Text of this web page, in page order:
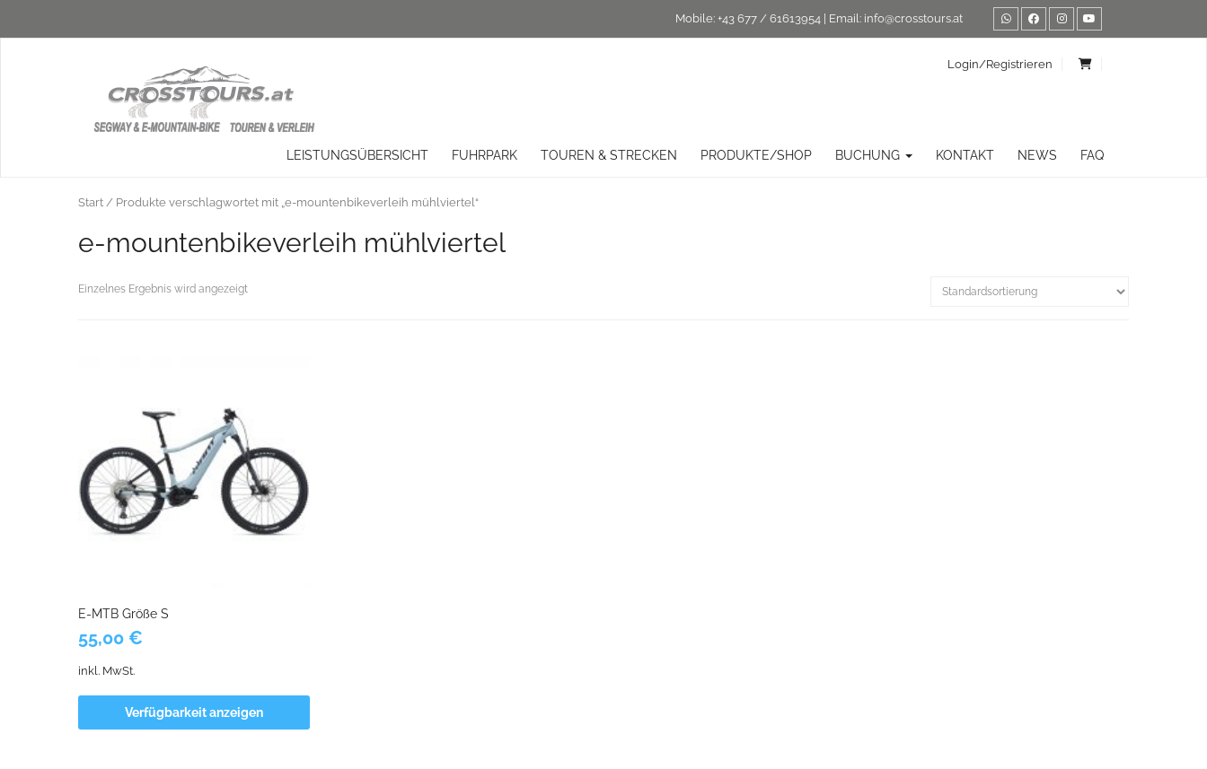
Mobile: +43 677 / 61613954 | Email: info@crosstours.at
Login/Registrieren
LEISTUNGSÜBERSICHT FUHRPARK TOUREN & STRECKEN PRODUKTE/SHOP BUCHUNG KONTAKT NEWS FAQ
Start / Produkte verschlagwortet mit „e-mountenbikeverleih mühlviertel“
e-mountenbikeverleih mühlviertel
Einzelnes Ergebnis wird angezeigt
E-MTB Größe S
55,00 €
inkl. MwSt.
Verfügbarkeit anzeigen